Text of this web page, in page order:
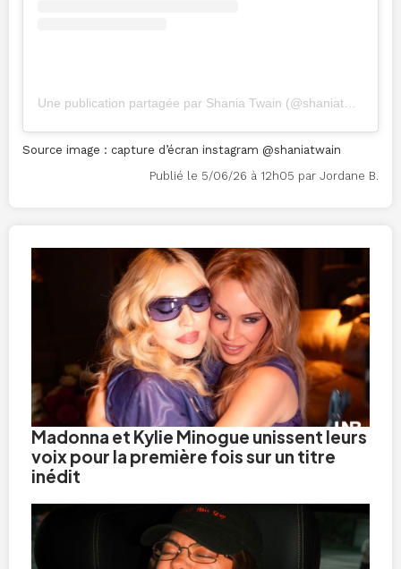
Source image : capture d’écran instagram @shaniatwain
Publié le 5/06/26 à 12h05 par Jordane B.
Madonna et Kylie Minogue unissent leurs
voix pour la première fois sur un titre
inédit